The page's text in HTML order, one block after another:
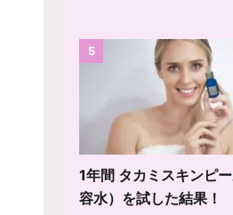
5
1年間 タカミスキンピ
容水）を試した結果！